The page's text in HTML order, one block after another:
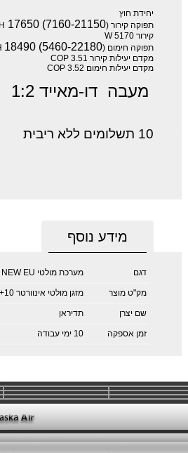
יחידת חוץ
תפוקה קירור (7160-21150) 17650
קירור 5170 W
תפוקה חימום (5460-22180) 18490
מקדם יעילות קירור 3.51 COP
מקדם יעילות חימום 3.52 COP
מעבה דו-מאייד 1:2
10 תשלומים ללא ריבית
מידע נוסף
דגם מערכת מולטי TADIRAN MULTI 1:2 NEW EU תדיראן
מק"ט מוצר מזגן מולטי אינוורטר Tadiran Multi Inverter 10+10 ת
שם יצרן תדיראן
זמן אספקה 10 ימי עבודה